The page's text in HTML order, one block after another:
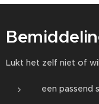
Lukt het zelf niet of
een passend